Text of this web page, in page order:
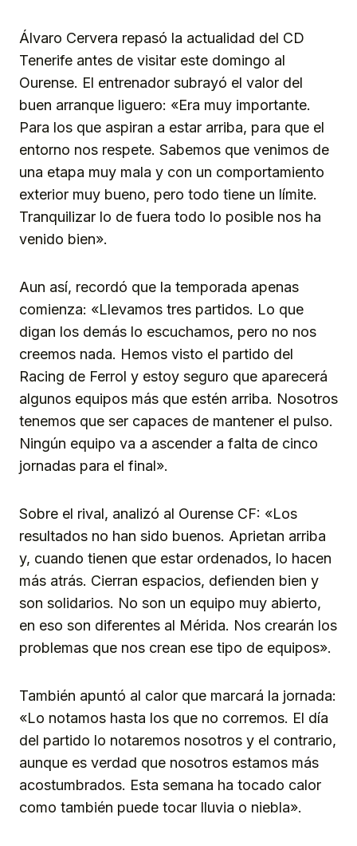
Álvaro Cervera repasó la actualidad del CD
Tenerife antes de visitar este domingo al
Ourense. El entrenador subrayó el valor del
buen arranque liguero: «Era muy importante.
Para los que aspiran a estar arriba, para que el
entorno nos respete. Sabemos que venimos de
una etapa muy mala y con un comportamiento
exterior muy bueno, pero todo tiene un límite.
Tranquilizar lo de fuera todo lo posible nos ha
venido bien».
Aun así, recordó que la temporada apenas
comienza: «Llevamos tres partidos. Lo que
digan los demás lo escuchamos, pero no nos
creemos nada. Hemos visto el partido del
Racing de Ferrol y estoy seguro que aparecerá
algunos equipos más que estén arriba. Nosotros
tenemos que ser capaces de mantener el pulso.
Ningún equipo va a ascender a falta de cinco
jornadas para el final».
Sobre el rival, analizó al Ourense CF: «Los
resultados no han sido buenos. Aprietan arriba
y, cuando tienen que estar ordenados, lo hacen
más atrás. Cierran espacios, defienden bien y
son solidarios. No son un equipo muy abierto,
en eso son diferentes al Mérida. Nos crearán los
problemas que nos crean ese tipo de equipos».
También apuntó al calor que marcará la jornada:
«Lo notamos hasta los que no corremos. El día
del partido lo notaremos nosotros y el contrario,
aunque es verdad que nosotros estamos más
acostumbrados. Esta semana ha tocado calor
como también puede tocar lluvia o niebla».